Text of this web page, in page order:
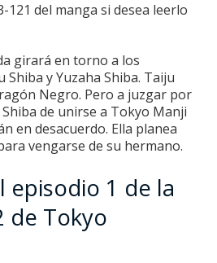
121 del manga si desea leerlo
girará en torno a los
y Yuzaha Shiba. Taiju
Negro. Pero a juzgar por
de unirse a Tokyo Manji
en desacuerdo. Ella planea
vengarse de su hermano.
episodio 1 de la
de Tokyo